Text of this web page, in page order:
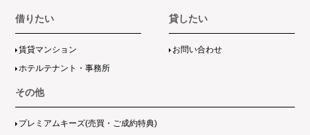
借りたい
賃貸マンション
ホテルテナント・事務所
貸したい
お問い合わせ
その他
プレミアムキーズ(売買・ご成約特典)